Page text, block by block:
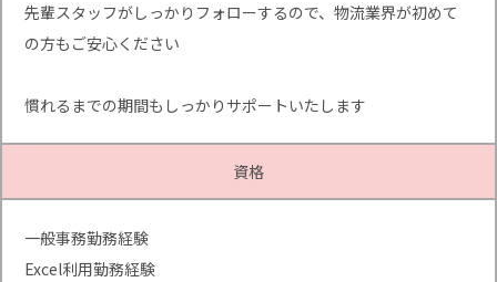
先輩スタッフがしっかりフォローするので、物流業界が初めて
の方もご安心ください
慣れるまでの期間もしっかりサポートいたします
資格
一般事務勤務経験
Excel利用勤務経験